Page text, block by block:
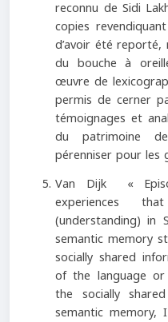
reconnu de Sidi
copies
d’avoir été
du bouche à
œuvre de
permis de cerner
témoignages et
du patrimoine
pérenniser pour les
Van Dijk «
experiences
(understanding) in
semantic memory
socially shared
of the language
the socially
semantic memory,